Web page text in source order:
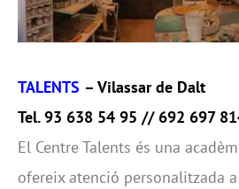
TALENTS – Vilassar de Dalt
Tel. 93 638 54 95 // 692 697
El Centre Talents és una
ofereix atenció personalitzada